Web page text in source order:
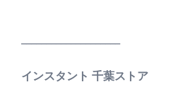
インスタント 千葉ストア